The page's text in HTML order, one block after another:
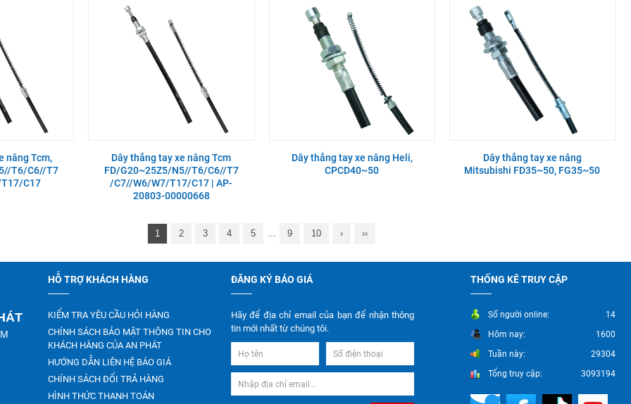
nâng Tcm,
T6/C6//T7
C17
Dây thắng tay xe nâng Tcm
FD/G20~25Z5/N5//T6/C6//T7
/C7//W6/W7/T17/C17 | AP-
20803-00000668
Dây thắng tay xe nâng Heli,
CPCD40~50
Dây thắng tay xe nâng
Mitsubishi FD35~50, FG35~50
1 2 3 4 5 ... 9 10 › ››
HỖ TRỢ KHÁCH HÀNG
KIỂM TRA YÊU CẦU HỎI HÀNG
CHÍNH SÁCH BẢO MẬT THÔNG TIN CHO
KHÁCH HÀNG CỦA AN PHÁT
HƯỚNG DẪN LIÊN HỆ BÁO GIÁ
CHÍNH SÁCH ĐỔI TRẢ HÀNG
HÌNH THỨC THANH TOÁN
ĐĂNG KÝ BÁO GIÁ
Hãy để địa chỉ email của bạn để nhận thông
tin mới nhất từ chúng tôi.
THỐNG KÊ TRUY CẬP
Số người online:
14
Hôm nay:
1600
Tuần này:
29304
Tổng truy cập:
3093194